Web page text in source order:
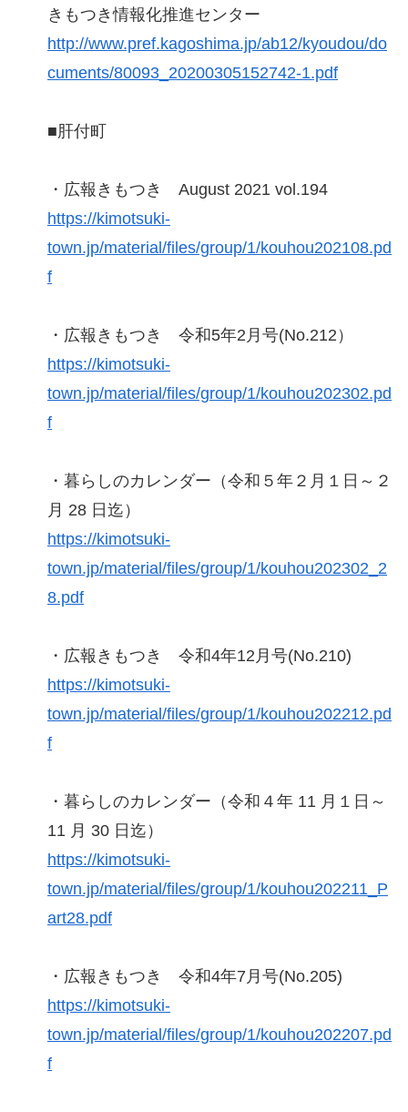
きもつき情報化推進センター
http://www.pref.kagoshima.jp/ab12/kyoudou/do
cuments/80093_20200305152742-1.pdf
■肝付町
・広報きもつき August 2021 vol.194
https://kimotsuki-
town.jp/material/files/group/1/kouhou202108.pd
f
・広報きもつき 令和5年2月号(No.212）
https://kimotsuki-
town.jp/material/files/group/1/kouhou202302.pd
f
・暮らしのカレンダー（令和５年２月１日～２
月 28 日迄）
https://kimotsuki-
town.jp/material/files/group/1/kouhou202302_2
8.pdf
・広報きもつき 令和4年12月号(No.210)
https://kimotsuki-
town.jp/material/files/group/1/kouhou202212.pd
f
・暮らしのカレンダー（令和４年 11 月１日～
11 月 30 日迄）
https://kimotsuki-
town.jp/material/files/group/1/kouhou202211_P
art28.pdf
・広報きもつき 令和4年7月号(No.205)
https://kimotsuki-
town.jp/material/files/group/1/kouhou202207.pd
f